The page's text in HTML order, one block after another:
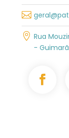

 Rua
-